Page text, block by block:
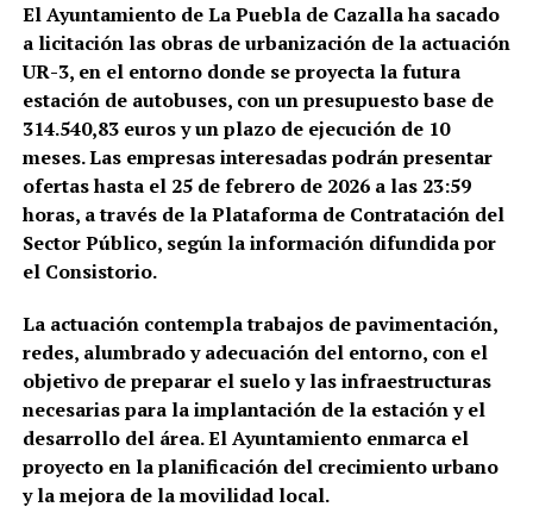
El Ayuntamiento de La Puebla de Cazalla ha sacado
a licitación las obras de urbanización de la actuación
UR-3, en el entorno donde se proyecta la futura
estación de autobuses, con un presupuesto base de
314.540,83 euros y un plazo de ejecución de 10
meses. Las empresas interesadas podrán presentar
ofertas hasta el 25 de febrero de 2026 a las 23:59
horas, a través de la Plataforma de Contratación del
Sector Público, según la información difundida por
el Consistorio.
La actuación contempla trabajos de pavimentación,
redes, alumbrado y adecuación del entorno, con el
objetivo de preparar el suelo y las infraestructuras
necesarias para la implantación de la estación y el
desarrollo del área. El Ayuntamiento enmarca el
proyecto en la planificación del crecimiento urbano
y la mejora de la movilidad local.